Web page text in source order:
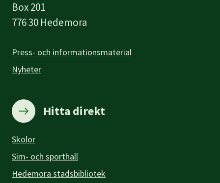
Box 201
776 30 Hedemora
Press- och informationsmaterial
Nyheter
Hitta direkt
Skolor
Sim- och sporthall
Hedemora stadsbibliotek